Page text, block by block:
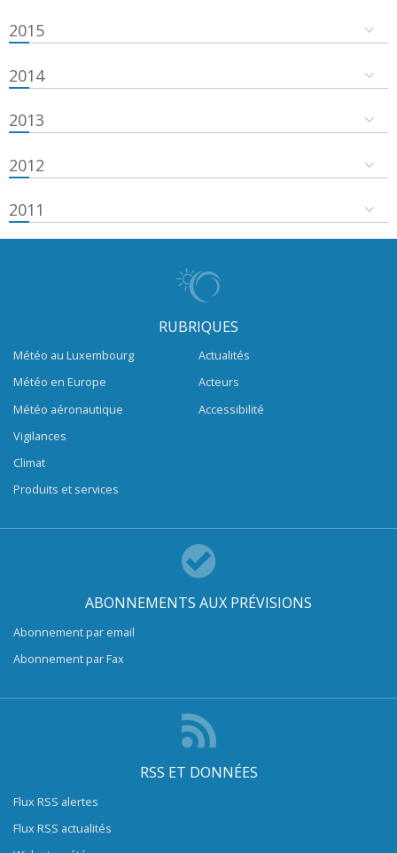
2015
2014
2013
2012
2011
RUBRIQUES
Météo au Luxembourg
Météo en Europe
Météo aéronautique
Vigilances
Climat
Produits et services
Actualités
Acteurs
Accessibilité
ABONNEMENTS AUX PRÉVISIONS
Abonnement par email
Abonnement par Fax
RSS ET DONNÉES
Flux RSS alertes
Flux RSS actualités